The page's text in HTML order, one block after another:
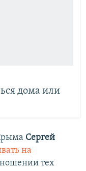
дома или
Сергей
на
тех